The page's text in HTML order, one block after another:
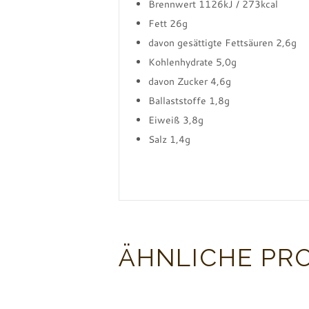
Brennwert 1126kJ / 273kcal
Fett 26g
davon gesättigte Fettsäuren 2,6g
Kohlenhydrate 5,0g
davon Zucker 4,6g
Ballaststoffe 1,8g
Eiweiß 3,8g
Salz 1,4g
ÄHNLICHE